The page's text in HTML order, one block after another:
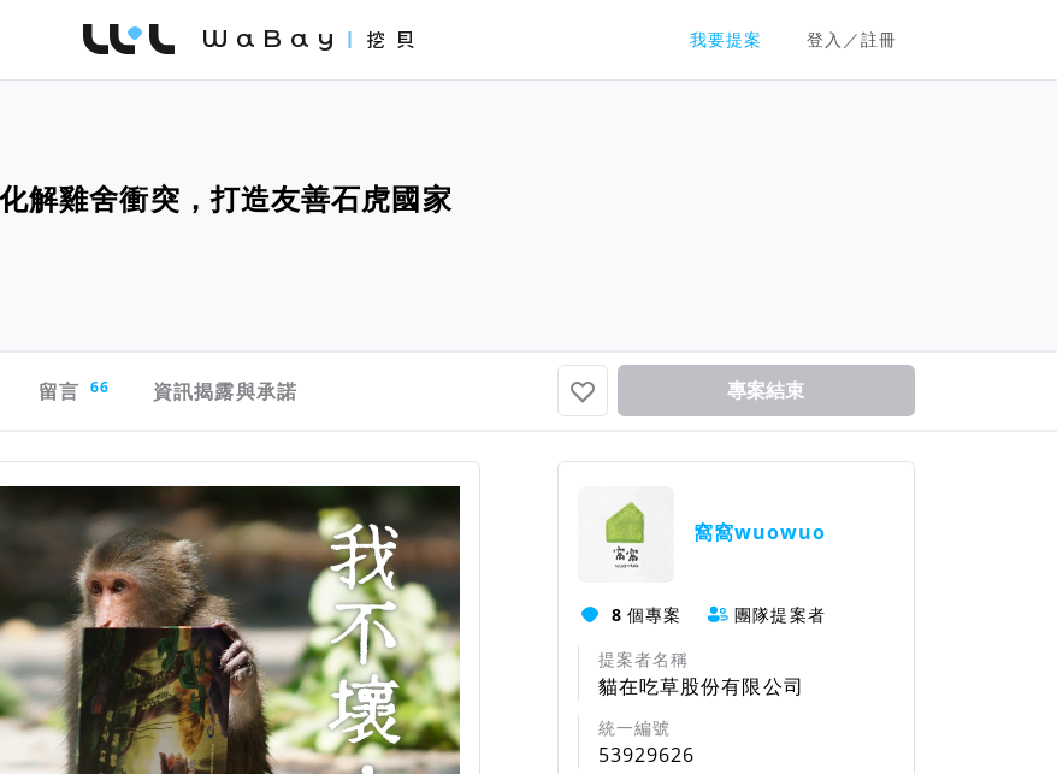
我要提案 登入／註冊
WaBay 挖貝 | 台灣最值得信賴的群眾集資 / 群眾募資平台
雞舍衝突，打造友善石虎國家
留言 66 資訊揭露與承諾 專案結束
窩窩wuowuo
8 個專案
團隊提案者
提案者名稱
貓在吃草股份有限公司
統一編號
53929626